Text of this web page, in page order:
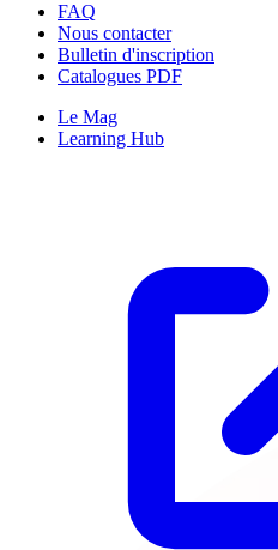
FAQ
Nous contacter
Bulletin d'inscription
Catalogues PDF
Le Mag
Learning Hub